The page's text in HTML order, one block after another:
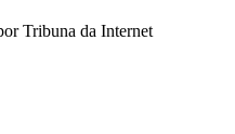
Tribuna da Internet